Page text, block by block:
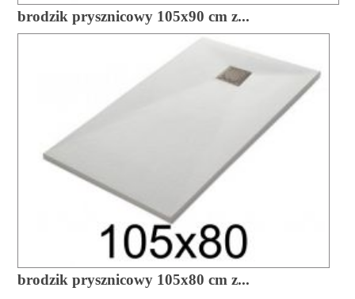
brodzik prysznicowy 105x90 cm z...
brodzik prysznicowy 105x80 cm z...